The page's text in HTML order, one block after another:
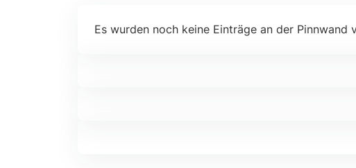
Es wurden noch keine Einträge an der Pinnwand